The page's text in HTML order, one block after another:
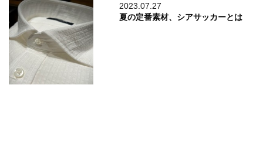
2023.07.27
夏の定番素材、シアサッカーとは